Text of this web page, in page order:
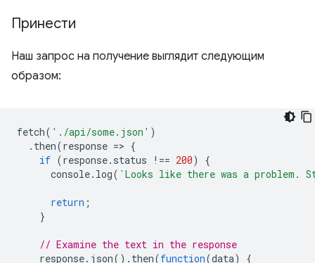
Принести
Наш запрос на получение выглядит следующим
образом:
fetch( './api/some.json' )
. then(response => {
if (response. status !== 200)
{
console. log( `Looks like there was a problem.
return ;
}
// Examine the text in the response
response. json(). then(function(data)
{